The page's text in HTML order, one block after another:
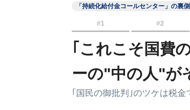
「持続化給付金コールセンター」の裏側
#1 #2
｢これこそ国費
ーの"中の人"が
｢国民の御批判｣のツケは税